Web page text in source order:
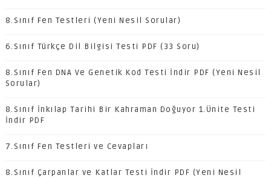
8.Sınıf Fen Testleri (Yeni Nesil Sorular)
6.Sınıf Türkçe Dil Bilgisi Testi PDF (33 Soru)
8.Sınıf Fen DNA Ve Genetik Kod Testi İndir PDF (Yeni Nesil
Sorular)
8.Sınıf İnkılap Tarihi Bir Kahraman Doğuyor 1.Ünite Testi
İndir PDF
7.Sınıf Fen Testleri ve Cevapları
8.Sınıf Çarpanlar ve Katlar Testi İndir PDF (Yeni Nesil